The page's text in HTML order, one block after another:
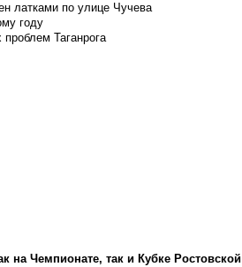
латками по улице Чучева
году
Таганрога
на Чемпионате, так и Кубке